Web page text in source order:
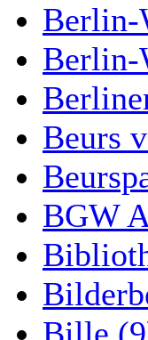
Berlin-
Berlin-
Beurs
BGW